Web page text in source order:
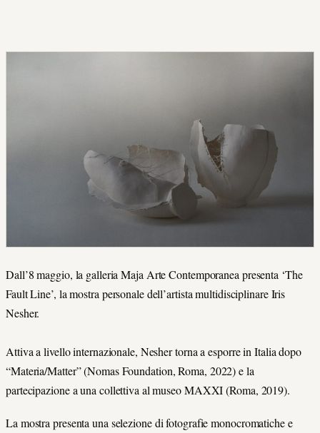
Dall’8 maggio, la galleria Maja Arte Contemporanea presenta ‘The
Fault Line’, la mostra personale dell’artista multidisciplinare Iris
Nesher.
Attiva a livello internazionale, Nesher torna a esporre in Italia dopo
“Materia/Matter” (Nomas Foundation, Roma, 2022) e la
partecipazione a una collettiva al museo MAXXI (Roma, 2019).
La mostra presenta una selezione di fotografie monocromatiche e